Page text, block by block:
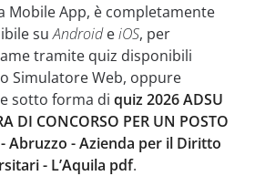
Mobile App, è completamente
suAndroideiOS, per
tramite quiz disponibili
Simulatore Web, oppure
sotto forma di quiz 2026 ADSU
DI CONCORSO PER UN POSTO
- Abruzzo - Azienda per il Diritto
- L’Aquila pdf.